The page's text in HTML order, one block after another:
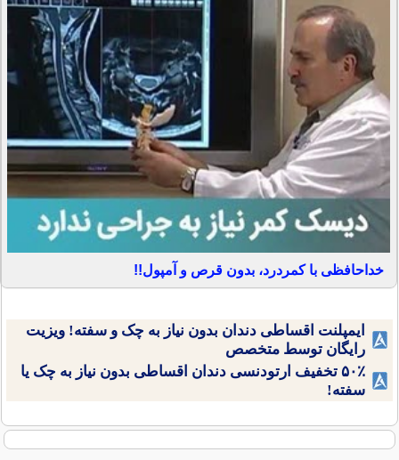
خداحافظی با کمردرد، بدون قرص و آمپول!!
ایمپلنت اقساطی دندان بدون نیاز به چک و سفته! ویزیت
رایگان توسط متخصص
۵۰٪ تخفیف ارتودنسی دندان اقساطی بدون نیاز به چک یا
سفته!